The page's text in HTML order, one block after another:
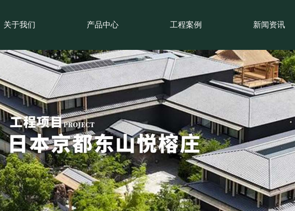
关于我们 产品中心 工程案例 新闻资讯